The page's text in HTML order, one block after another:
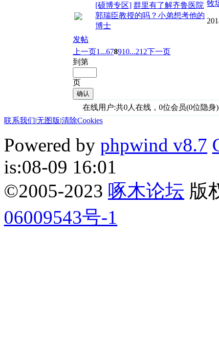
[硕博专区] 群里有了解齐鲁医院
郭瑞臣教授的吗？小弟想考他的
博士
牧
发帖
上一页1...678910...212下一页
到第
页
确认
在线用户:共0人在线，0位会员(0位隐身)
联系我们|无图版|清除Cookies
Powered by phpwind v8.7
is:08-09 16:01
©2005-2023 啄木论坛 版
06009543号-1